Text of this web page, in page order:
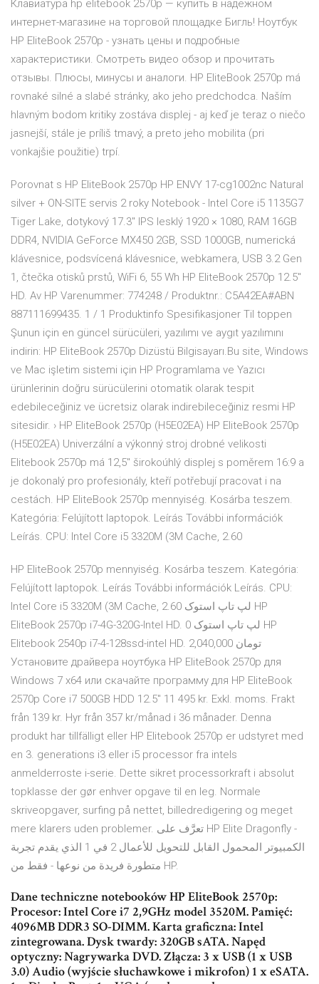
Клавиатура hp elitebook 2570p — купить в надежном
интернет-магазине на торговой площадке Бигль! Ноутбук
HP EliteBook 2570p - узнать цены и подробные
характеристики. Смотреть видео обзор и прочитать
отзывы. Плюсы, минусы и аналоги. HP EliteBook 2570p má
rovnaké silné a slabé stránky, ako jeho predchodca. Naším
hlavným bodom kritiky zostáva displej - aj keď je teraz o niečo
jasnejší, stále je príliš tmavý, a preto jeho mobilita (pri
vonkajšie použitie) trpí.
Porovnat s HP EliteBook 2570p HP ENVY 17-cg1002nc Natural
silver + ON-SITE servis 2 roky Notebook - Intel Core i5 1135G7
Tiger Lake, dotykový 17.3" IPS lesklý 1920 × 1080, RAM 16GB
DDR4, NVIDIA GeForce MX450 2GB, SSD 1000GB, numerická
klávesnice, podsvícená klávesnice, webkamera, USB 3.2 Gen
1, čtečka otisků prstů, WiFi 6, 55 Wh HP EliteBook 2570p 12.5"
HD. Av HP Varenummer: 774248 / Produktnr.: C5A42EA#ABN
887111699435. 1 / 1 Produktinfo Spesifikasjoner Til toppen
Şunun için en güncel sürücüleri, yazılımı ve aygıt yazılımını
indirin: HP EliteBook 2570p Dizüstü Bilgisayarı.Bu site, Windows
ve Mac işletim sistemi için HP Programlama ve Yazıcı
ürünlerinin doğru sürücülerini otomatik olarak tespit
edebileceğiniz ve ücretsiz olarak indirebileceğiniz resmi HP
sitesidir. › HP EliteBook 2570p (H5E02EA) HP EliteBook 2570p
(H5E02EA) Univerzální a výkonný stroj drobné velikosti
Elitebook 2570p má 12,5" širokoúhlý displej s poměrem 16:9 a
je dokonalý pro profesionály, kteří potřebují pracovat i na
cestách. HP EliteBook 2570p mennyiség. Kosárba teszem.
Kategória: Felújított laptopok. Leírás További információk
Leírás. CPU: Intel Core i5 3320M (3M Cache, 2.60
HP EliteBook 2570p mennyiség. Kosárba teszem. Kategória:
Felújított laptopok. Leírás További információk Leírás. CPU:
Intel Core i5 3320M (3M Cache, 2.60 لپ تاپ استوک HP
EliteBook 2570p i7-4G-320G-Intel HD. 0 لپ تاپ استوک HP
Elitebook 2540p i7-4-128ssd-intel HD. 2,040,000 تومان
Установите драйвера ноутбука HP EliteBook 2570p для
Windows 7 x64 или скачайте программу для HP EliteBook
2570p Core i7 500GB HDD 12.5" 11 495 kr. Exkl. moms. Frakt
från 139 kr. Hyr från 357 kr/månad i 36 månader. Denna
produkt har tillfälligt eller HP Elitebook 2570p er udstyret med
en 3. generations i3 eller i5 processor fra intels
anmelderroste i-serie. Dette sikret processorkraft i absolut
topklasse der gør enhver opgave til en leg. Normale
skriveopgaver, surfing på nettet, billedredigering og meget
mere klarers uden problemer. تعرَّف على HP Elite Dragonfly -
الكمبيوتر المحمول القابل للتحويل للأعمال 2 في 1 الذي يقدم تجربة
متطورة فريدة من نوعها - فقط من HP.
Dane techniczne notebooków HP EliteBook 2570p:
Procesor: Intel Core i7 2,9GHz model 3520M. Pamięć:
4096MB DDR3 SO-DIMM. Karta graficzna: Intel
zintegrowana. Dysk twardy: 320GB sATA. Napęd
optyczny: Nagrywarka DVD. Złącza: 3 x USB (1 x USB
3.0) Audio (wyjście słuchawkowe i mikrofon) 1 x eSATA.